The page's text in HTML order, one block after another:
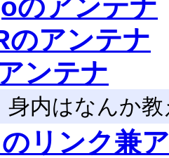
のアンテナ
のアンテナ
ンテナ
身内はなんか
リンク兼